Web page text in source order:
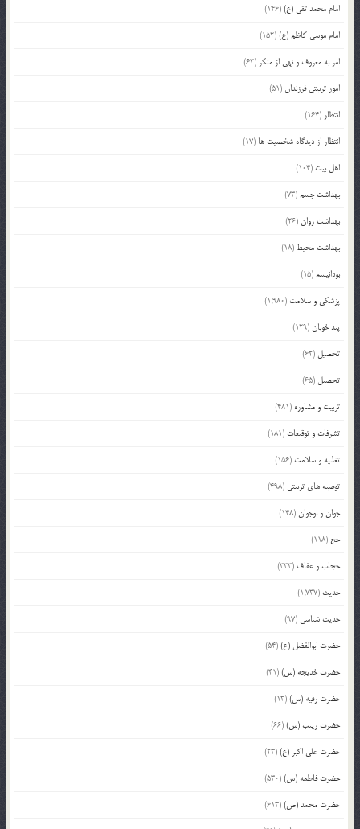
امام محمد تقی (ع)(146)
امام موسی کاظم (ع)(152)
امر به معروف و نهی از منکر (63)
امور تربیتی فرزندان(51)
انتظار (164)
انتظار از دیدگاه شخصیت ها (17)
اهل بیت (104)
بهداشت جسم(73)
بهداشت روان(26)
بهداشت محیط (18)
بودائیسم(15)
پزشکی و سلامت (1,980)
پند خوبان(129)
تحصیل (62)
تحصیل (65)
تربیت و مشاوره (481)
تشرفات و توقیعات (181)
تغذیه و سلامت (156)
توصیه های تربیتی (498)
جوان و نوجوان(148)
حج (118)
حجاب و عفاف (333)
حدیث (1,737)
حدیث شناسی (97)
حضرت ابوالفضل (ع)(54)
حضرت خدیجه (س)(41)
حضرت رقیه (س)(13)
حضرت زینب (س)(66)
حضرت علی اکبر (ع)(23)
حضرت فاطمه (س)(530)
حضرت محمد (ص)(613)